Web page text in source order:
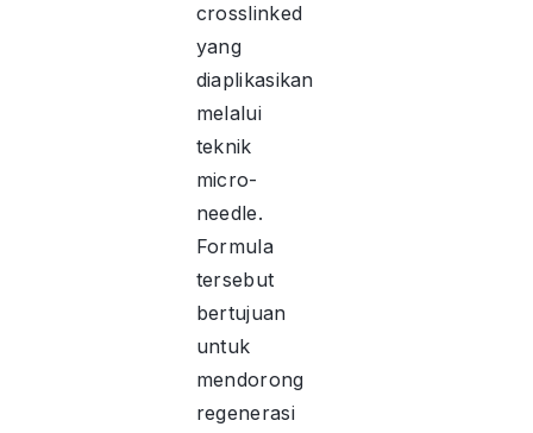
crosslinked
yang
diaplikasikan
melalui
teknik
micro-
needle.
Formula
tersebut
bertujuan
untuk
mendorong
regenerasi